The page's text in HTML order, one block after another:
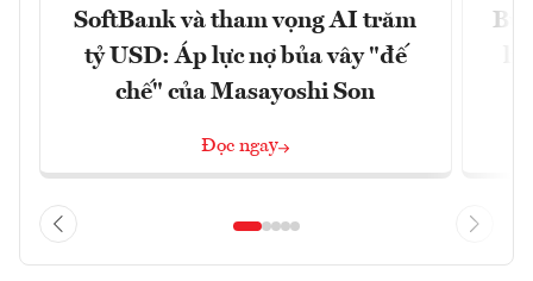
SoftBank và tham vọng AI trăm
tỷ USD: Áp lực nợ bủa vây "đế
chế" của Masayoshi Son
Đọc ngay